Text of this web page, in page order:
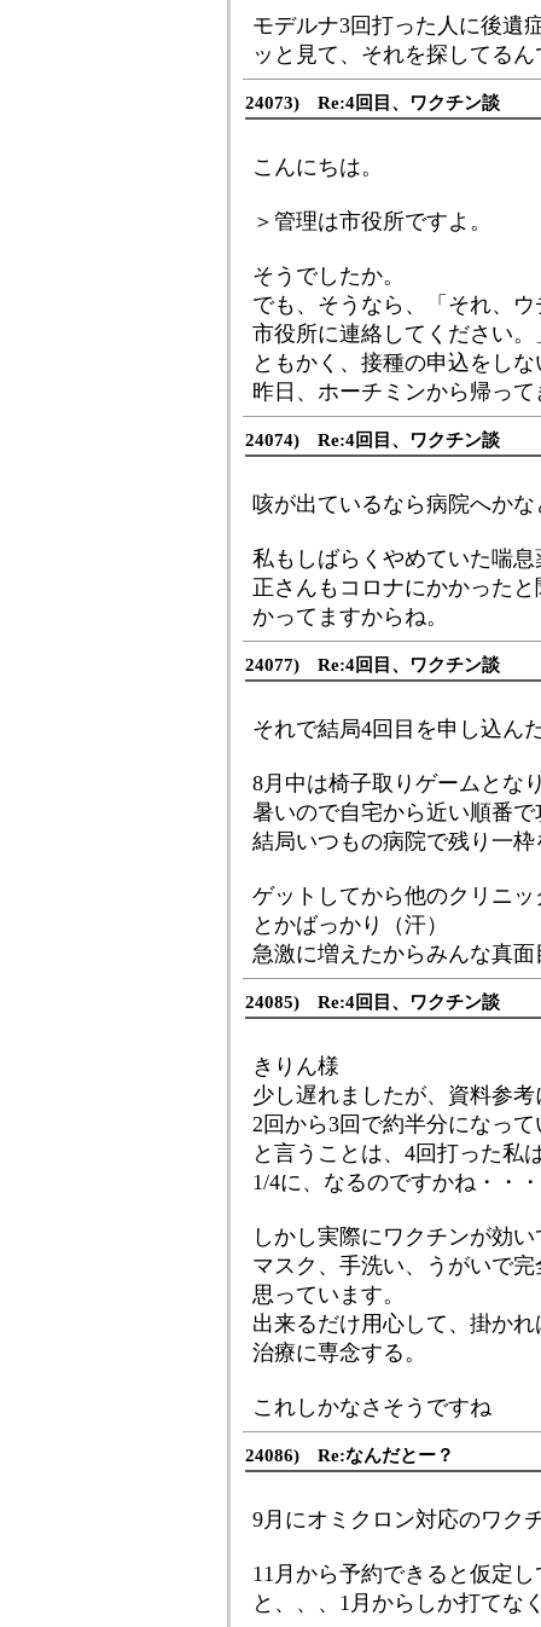
モデルナ3回打った人に後遺
ッと見て、それを探してる
24073) Re:4回目、ワクチン談
こんにちは。
＞管理は市役所ですよ。
そうでしたか。
でも、そうなら、「それ、
市役所に連絡してください
ともかく、接種の申込をしな
昨日、ホーチミンから帰っ
24074) Re:4回目、ワクチン談
咳が出ているなら病院へか
私もしばらくやめていた喘
正さんもコロナにかかった
かってますからね。
24077) Re:4回目、ワクチン談
それで結局4回目を申し込ん
8月中は椅子取りゲームとな
暑いので自宅から近い順番
結局いつもの病院で残り一
ゲットしてから他のクリニ
とかばっかり（汗）
急激に増えたからみんな真
24085) Re:4回目、ワクチン談
きりん様
少し遅れましたが、資料参
2回から3回で約半分になっ
と言うことは、4回打った私
1/4に、なるのですかね・・
しかし実際にワクチンが効
マスク、手洗い、うがいで
思っています。
出来るだけ用心して、掛か
治療に専念する。
これしかなさそうですね
24086) Re:なんだとー？
9月にオミクロン対応のワク
11月から予約できると仮定
と、、、1月からしか打てな